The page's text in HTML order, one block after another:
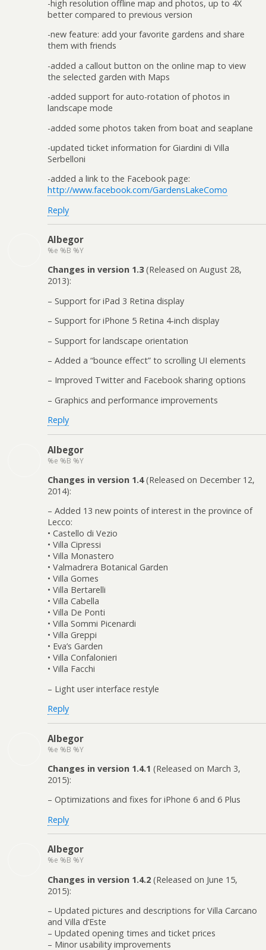
-high resolution offline map and photos, up to 4X
better compared to previous version
-new feature: add your favorite gardens and share
them with friends
-added a callout button on the online map to view
the selected garden with Maps
-added support for auto-rotation of photos in
landscape mode
-added some photos taken from boat and seaplane
-updated ticket information for Giardini di Villa
Serbelloni
-added a link to the Facebook page:
http://www.facebook.com/GardensLakeComo
Reply
Albegor
%e %B %Y
Changes in version 1.3(Released on August 28,
2013):
– Support for iPad 3 Retina display
– Support for iPhone 5 Retina 4-inch display
– Support for landscape orientation
– Added a “bounce effect” to scrolling UI elements
– Improved Twitter and Facebook sharing options
– Graphics and performance improvements
Reply
Albegor
%e %B %Y
Changes in version 1.4(Released on December 12,
2014):
– Added 13 new points of interest in the province of
Lecco:
• Castello di Vezio
• Villa Cipressi
• Villa Monastero
• Valmadrera Botanical Garden
• Villa Gomes
• Villa Bertarelli
• Villa Cabella
• Villa De Ponti
• Villa Sommi Picenardi
• Villa Greppi
• Eva’s Garden
• Villa Confalonieri
• Villa Facchi
– Light user interface restyle
Reply
Albegor
%e %B %Y
Changes in version 1.4.1 (Released on March 3,
2015):
– Optimizations and fixes for iPhone 6 and 6 Plus
Reply
Albegor
%e %B %Y
Changes in version 1.4.2 (Released on June 15,
2015):
– Updated pictures and descriptions for Villa Carcano
and Villa d’Este
– Updated opening times and ticket prices
– Minor usability improvements